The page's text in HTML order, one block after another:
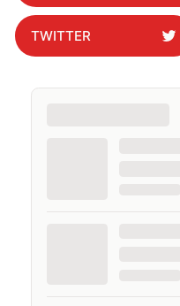
TWITTER